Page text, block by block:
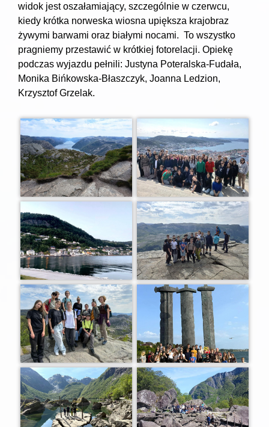
widok jest oszałamiający, szczególnie w czerwcu,
kiedy krótka norweska wiosna upiększa krajobraz
żywymi barwami oraz białymi nocami. To wszystko
pragniemy przestawić w krótkiej fotorelacji. Opiekę
podczas wyjazdu pełnili: Justyna Poteralska-Fudała,
Monika Bińkowska-Błaszczyk, Joanna Ledzion,
Krzysztof Grzelak.